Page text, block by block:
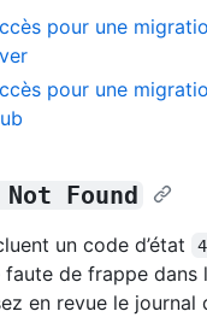
pour une
pour une
Not Found
un code d’état
de frappe dans
en revue le journal